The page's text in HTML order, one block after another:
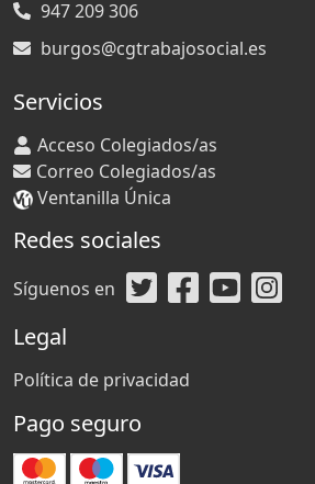
947 209 306
burgos@cgtrabajosocial.es
Servicios
Acceso Colegiados/as
Correo Colegiados/as
Ventanilla Única
Redes sociales
Síguenos en
Legal
Política de privacidad
Pago seguro